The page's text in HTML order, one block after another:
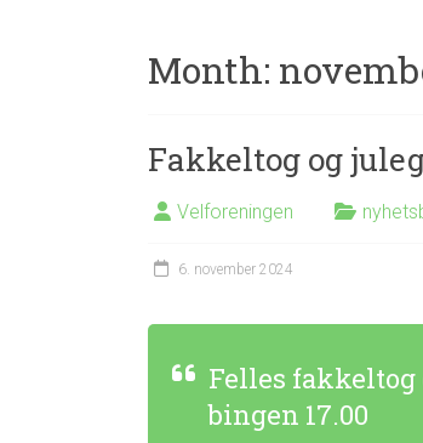
Month:
Fakkeltog og
Velforeningen
6. november 2024
Felles
bingen 17.00